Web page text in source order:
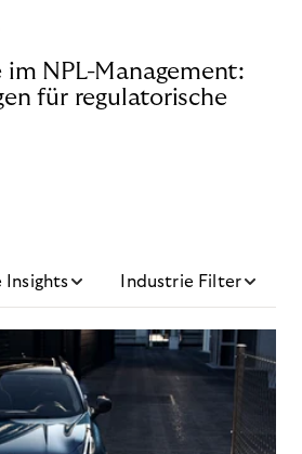
im NPL-Management:
für regulatorische
Insights Industrie Filter